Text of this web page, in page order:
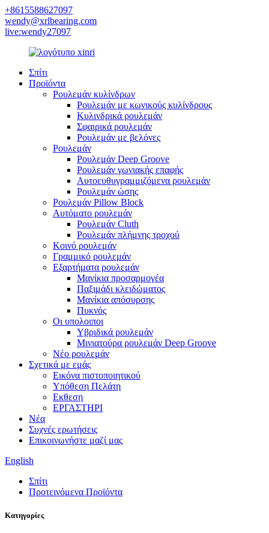
+8615588627097
wendy@xrlbearing.com
live:wendy27097
Σπίτι
Προϊόντα
Ρουλεμάν κυλίνδρων
Ρουλεμάν με κωνικούς κυλίνδρους
Κυλινδρικά ρουλεμάν
Σφαιρικά ρουλεμάν
Ρουλεμάν με βελόνες
Ρουλεμάν
Ρουλεμάν Deep Groove
Ρουλεμάν γωνιακής επαφής
Αυτοευθυγραμμιζόμενα ρουλεμάν
Ρουλεμάν ώσης
Ρουλεμάν Pillow Block
Αυτόματο ρουλεμάν
Ρουλεμάν Cluth
Ρουλεμάν πλήμνης τροχού
Κοινό ρουλεμάν
Γραμμικό ρουλεμάν
Εξαρτήματα ρουλεμάν
Μανίκια προσαρμογέα
Παξιμάδι κλειδώματος
Μανίκια απόσυρσης
Πυκνός
Οι υπολοιποι
Υβριδικά ρουλεμάν
Μινιατούρα ρουλεμάν Deep Groove
Νέο ρουλεμάν
Σχετικά με εμάς
Εικόνα πιστοποιητικού
Υπόθεση Πελάτη
Εκθεση
ΕΡΓΑΣΤΗΡΙ
Νέα
Συχνές ερωτήσεις
Επικοινωνήστε μαζί μας
English
Σπίτι
Προτεινόμενα Προϊόντα
Κατηγορίες